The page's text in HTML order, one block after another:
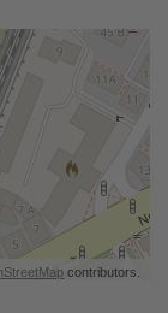
contributors.